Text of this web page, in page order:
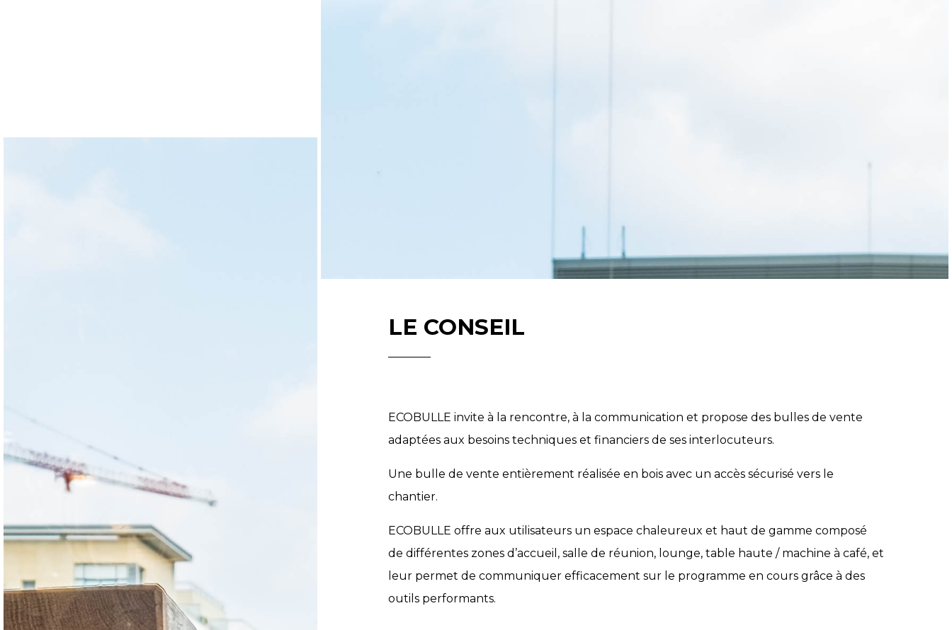
LE CONSEIL
ECOBULLE invite à la rencontre, à la communication et propose des bulles de vente
adaptées aux besoins techniques et financiers de ses interlocuteurs.
Une bulle de vente entièrement réalisée en bois avec un accès sécurisé vers le
chantier.
ECOBULLE offre aux utilisateurs un espace chaleureux et haut de gamme composé
de différentes zones d’accueil, salle de réunion, lounge, table haute / machine à café, et
leur permet de communiquer efficacement sur le programme en cours grâce à des
outils performants.